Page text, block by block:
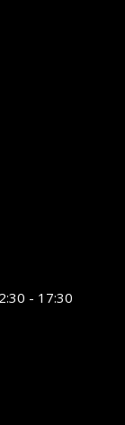
- 17:30